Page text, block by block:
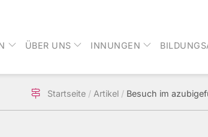
ÜBER UNS INNUNGEN
Startseite Artikel Besuch im